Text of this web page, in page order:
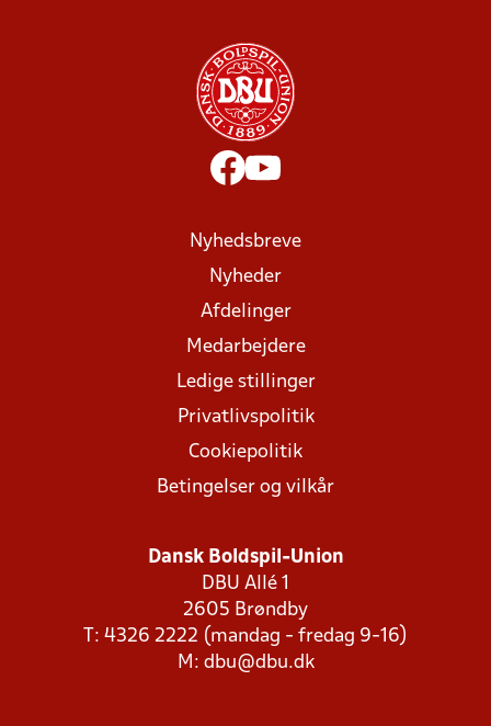
Nyhedsbreve
Nyheder
Afdelinger
Medarbejdere
Ledige stillinger
Privatlivspolitik
Cookiepolitik
Betingelser og vilkår
Dansk Boldspil-Union
DBU Allé 1
2605 Brøndby
T: 4326 2222 (mandag - fredag 9-16)
M: dbu@dbu.dk